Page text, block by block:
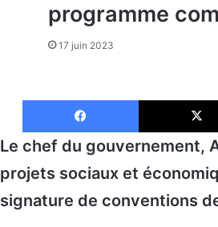
programme
17 juin 2023
Facebook
Le chef du gouvernement,
projets sociaux et
signature de conventions